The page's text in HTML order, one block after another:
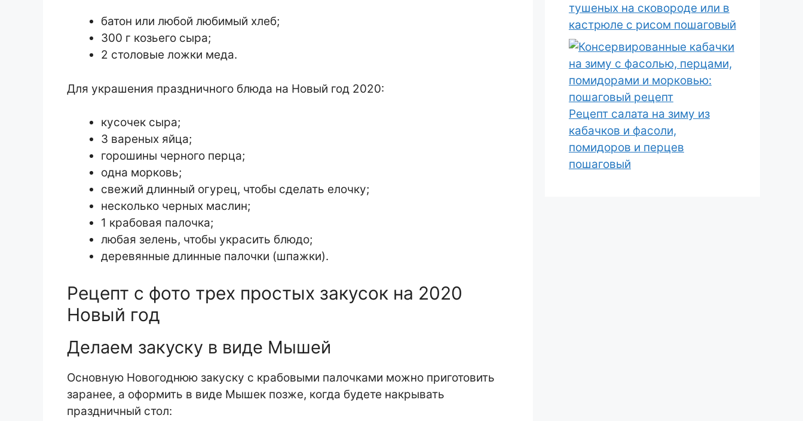
батон или любой любимый хлеб;
300 г козьего сыра;
2 столовые ложки меда.
Для украшения праздничного блюда на Новый год 2020:
кусочек сыра;
3 вареных яйца;
горошины черного перца;
одна морковь;
свежий длинный огурец, чтобы сделать елочку;
несколько черных маслин;
1 крабовая палочка;
любая зелень, чтобы украсить блюдо;
деревянные длинные палочки (шпажки).
Рецепт с фото трех простых закусок на 2020
Новый год
Делаем закуску в виде Мышей
Основную Новогоднюю закуску с крабовыми палочками можно приготовить
заранее, а оформить в виде Мышек позже, когда будете накрывать
праздничный стол:
тушеных на сковороде или в
кастрюле с рисом пошаговый
Рецепт салата на зиму из
кабачков и фасоли,
помидоров и перцев
пошаговый